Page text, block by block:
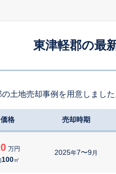
東津軽郡の最
土地売却事例を用意しまし
価格 売却時期
万円
100㎡
2025年7〜9月